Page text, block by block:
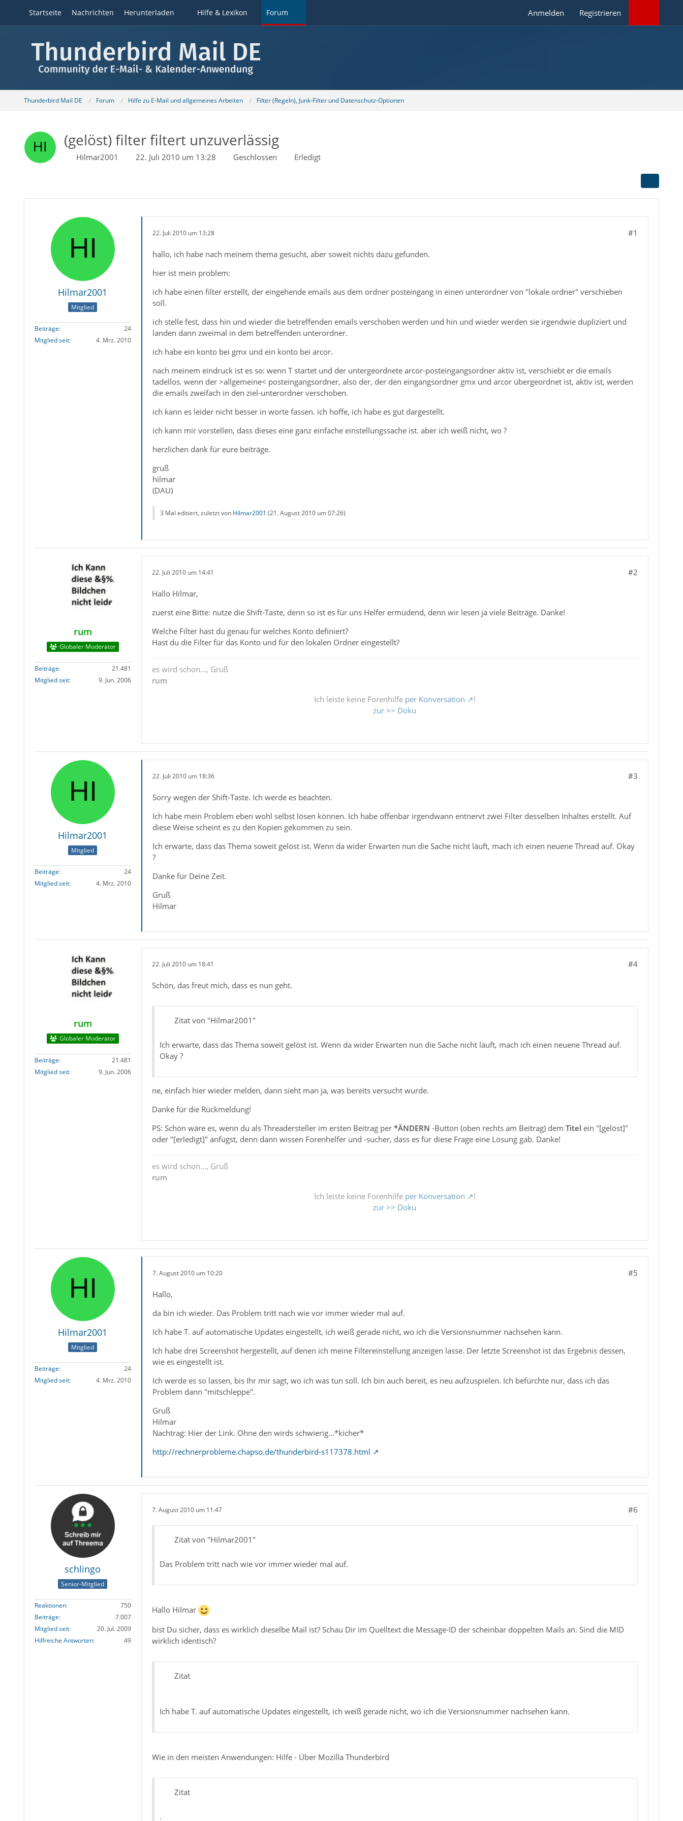
Startseite Nachrichten Herunterladen Hilfe & Lexikon Forum Anmelden Registrieren
Thunderbird Mail DE Forum Hilfe zu E-Mail und allgemeines Arbeiten Filter (Regeln), Junk-Filter und Datenschutz-Optionen
(gelöst) filter filtert unzuverlässig
Hilmar2001 22. Juli 2010 um 13:28 Geschlossen Erledigt
Hilmar2001
Mitglied
Beiträge
24
Mitglied seit
4. Mrz. 2010
22. Juli 2010 um 13:28 #1
hallo, ich habe nach meinem thema gesucht, aber soweit nichts dazu gefunden.
hier ist mein problem:
ich habe einen filter erstellt, der eingehende emails aus dem ordner posteingang in einen unterordner von "lokale ordner" verschieben
soll.
ich stelle fest, dass hin und wieder die betreffenden emails verschoben werden und hin und wieder werden sie irgendwie dupliziert und
landen dann zweimal in dem betreffenden unterordner.
ich habe ein konto bei gmx und ein konto bei arcor.
nach meinem eindruck ist es so: wenn T startet und der untergeordnete arcor-posteingangsordner aktiv ist, verschiebt er die emails
tadellos. wenn der >allgemeine< posteingangsordner, also der, der den eingangsordner gmx und arcor übergeordnet ist, aktiv ist, werden
die emails zweifach in den ziel-unterordner verschoben.
ich kann es leider nicht besser in worte fassen. ich hoffe, ich habe es gut dargestellt.
ich kann mir vorstellen, dass dieses eine ganz einfache einstellungssache ist. aber ich weiß nicht, wo ?
herzlichen dank für eure beiträge.
gruß
hilmar
(DAU)
3 Mal editiert, zuletzt von Hilmar2001 (21. August 2010 um 07:26)
rum
Globaler Moderator
Beiträge
21.481
Mitglied seit
9. Jun. 2006
22. Juli 2010 um 14:41 #2
Hallo Hilmar,
zuerst eine Bitte: nutze die Shift-Taste, denn so ist es für uns Helfer ermüdend, denn wir lesen ja viele Beiträge. Danke!
Welche Filter hast du genau für welches Konto definiert?
Hast du die Filter für das Konto und für den lokalen Ordner eingestellt?
es wird schon..., Gruß
rum
Ich leiste keine Forenhilfe per Konversation
!
zur >> Doku
Hilmar2001
Mitglied
Beiträge
24
Mitglied seit
4. Mrz. 2010
22. Juli 2010 um 18:36 #3
Sorry wegen der Shift-Taste. Ich werde es beachten.
Ich habe mein Problem eben wohl selbst lösen können. Ich habe offenbar irgendwann entnervt zwei Filter desselben Inhaltes erstellt. Auf
diese Weise scheint es zu den Kopien gekommen zu sein.
Ich erwarte, dass das Thema soweit gelöst ist. Wenn da wider Erwarten nun die Sache nicht läuft, mach ich einen neuene Thread auf. Okay
?
Danke für Deine Zeit.
Gruß
Hilmar
rum
Globaler Moderator
Beiträge
21.481
Mitglied seit
9. Jun. 2006
22. Juli 2010 um 18:41 #4
Schön, das freut mich, dass es nun geht.
Zitat von "Hilmar2001"
Ich erwarte, dass das Thema soweit gelöst ist. Wenn da wider Erwarten nun die Sache nicht läuft, mach ich einen neuene Thread auf.
Okay ?
ne, einfach hier wieder melden, dann sieht man ja, was bereits versucht wurde.
Danke für die Rückmeldung!
PS: Schön wäre es, wenn du als Threadersteller im ersten Beitrag per *ÄNDERN -Button (oben rechts am Beitrag) dem Titel ein "[gelöst]"
oder "[erledigt]" anfügst, denn dann wissen Forenhelfer und -sucher, dass es für diese Frage eine Lösung gab. Danke!
es wird schon..., Gruß
rum
Ich leiste keine Forenhilfe per Konversation
!
zur >> Doku
Hilmar2001
Mitglied
Beiträge
24
Mitglied seit
4. Mrz. 2010
7. August 2010 um 10:20 #5
Hallo,
da bin ich wieder. Das Problem tritt nach wie vor immer wieder mal auf.
Ich habe T. auf automatische Updates eingestellt, ich weiß gerade nicht, wo ich die Versionsnummer nachsehen kann.
Ich habe drei Screenshot hergestellt, auf denen ich meine Filtereinstellung anzeigen lasse. Der letzte Screenshot ist das Ergebnis dessen,
wie es eingestellt ist.
Ich werde es so lassen, bis Ihr mir sagt, wo ich was tun soll. Ich bin auch bereit, es neu aufzuspielen. Ich befürchte nur, dass ich das
Problem dann "mitschleppe".
Gruß
Hilmar
Nachtrag: Hier der Link. Ohne den wirds schwierig...*kicher*
http://rechnerprobleme.chapso.de/thunderbird-s117378.html
schlingo
Senior-Mitglied
Reaktionen
750
Beiträge
7.007
Mitglied seit
20. Jul. 2009
Hilfreiche Antworten
49
7. August 2010 um 11:47 #6
Zitat von "Hilmar2001"
Das Problem tritt nach wie vor immer wieder mal auf.
Hallo Hilmar
bist Du sicher, dass es wirklich dieselbe Mail ist? Schau Dir im Quelltext die Message-ID der scheinbar doppelten Mails an. Sind die MID
wirklich identisch?
Zitat
Ich habe T. auf automatische Updates eingestellt, ich weiß gerade nicht, wo ich die Versionsnummer nachsehen kann.
Wie in den meisten Anwendungen: Hilfe - Über Mozilla Thunderbird
Zitat
.